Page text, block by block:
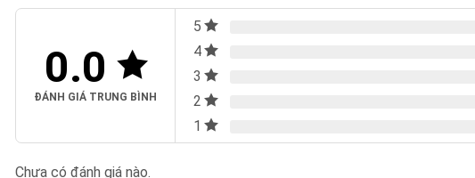
0.0
ĐÁNH GIÁ TRUNG BÌNH
5
4
3
2
1
Chưa có đánh giá nào.